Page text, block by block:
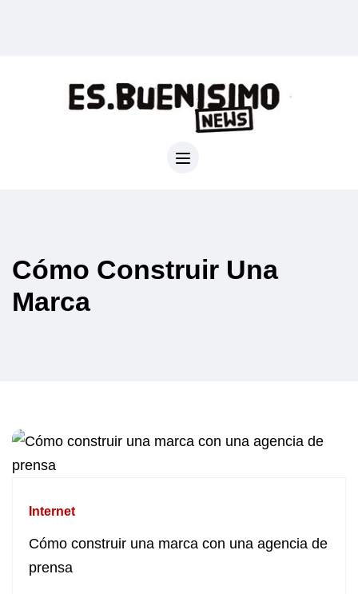
Cómo Construir Una
Marca
Internet
Cómo construir una marca con una agencia de
prensa